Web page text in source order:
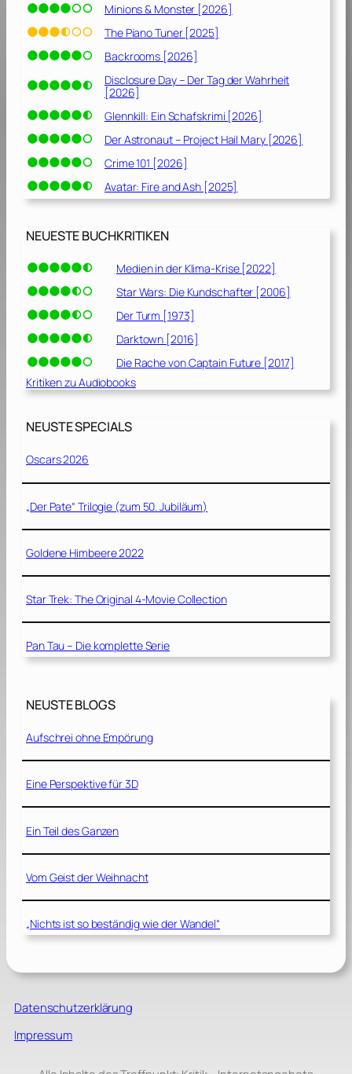
Minions & Monster [2026]
The Piano Tuner [2025]
Backrooms [2026]
Disclosure Day – Der Tag der Wahrheit
[2026]
Glennkill: Ein Schafskrimi [2026]
Der Astronaut – Project Hail Mary [2026]
Crime 101 [2026]
Avatar: Fire and Ash [2025]
NEUESTE BUCHKRITIKEN
Medien in der Klima-Krise [2022]
Star Wars: Die Kundschafter [2006]
Der Turm [1973]
Darktown [2016]
Die Rache von Captain Future [2017]
Kritiken zu Audiobooks
NEUSTE SPECIALS
Oscars 2026
„Der Pate“ Trilogie (zum 50. Jubiläum)
Goldene Himbeere 2022
Star Trek: The Original 4-Movie Collection
Pan Tau – Die komplette Serie
NEUSTE BLOGS
Aufschrei ohne Empörung
Eine Perspektive für 3D
Ein Teil des Ganzen
Vom Geist der Weihnacht
„Nichts ist so beständig wie der Wandel“
Datenschutzerklärung
Impressum